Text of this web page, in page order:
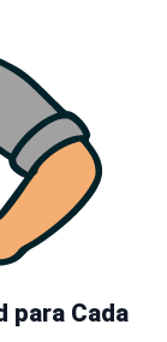
para Cada